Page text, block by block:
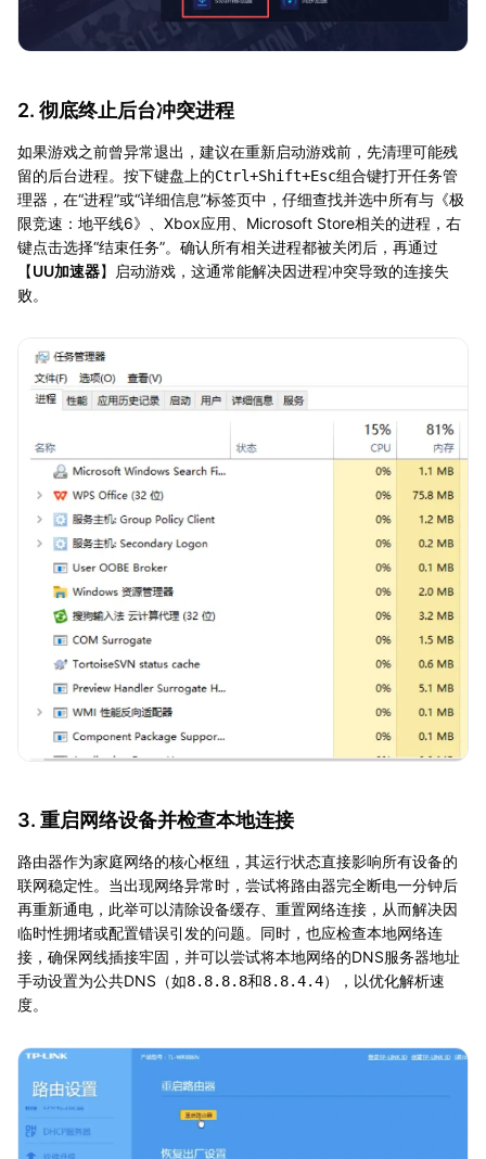
2. 彻底终止后台冲突进程
如果游戏之前曾异常退出，建议在重新启动游戏前，先清理可能残
留的后台进程。按下键盘上的Ctrl+Shift+Esc组合键打开任务管
理器，在“进程”或“详细信息”标签页中，仔细查找并选中所有与《极
限竞速：地平线6》、Xbox应用、Microsoft Store相关的进程，右
键点击选择“结束任务”。确认所有相关进程都被关闭后，再通过
【UU加速器】启动游戏，这通常能解决因进程冲突导致的连接失
败。
3. 重启网络设备并检查本地连接
路由器作为家庭网络的核心枢纽，其运行状态直接影响所有设备的
联网稳定性。当出现网络异常时，尝试将路由器完全断电一分钟后
再重新通电，此举可以清除设备缓存、重置网络连接，从而解决因
临时性拥堵或配置错误引发的问题。同时，也应检查本地网络连
接，确保网线插接牢固，并可以尝试将本地网络的DNS服务器地址
手动设置为公共DNS（如8.8.8.8和8.8.4.4），以优化解析速
度。